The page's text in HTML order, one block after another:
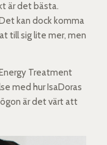
är det bästa.
kan dock komma
till sig lite mer, men
Treatment
med hur IsaDoras
ögon är det värt att